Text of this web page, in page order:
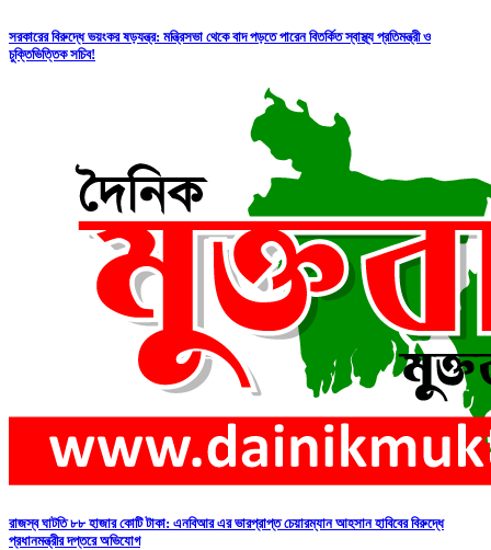
সরকারের বিরুদ্ধে ভয়ংকর ষড়যন্ত্র: মন্ত্রিসভা থেকে বাদ পড়তে পারেন বিতর্কিত স্বাস্থ্য প্রতিমন্ত্রী ও
চুক্তিভিত্তিক সচিব!
রাজস্ব ঘাটতি ৮৮ হাজার কোটি টাকা: এনবিআর এর ভারপ্রাপ্ত চেয়ারম্যান আহসান হাবিবের বিরুদ্ধে
প্রধানমন্ত্রীর দপ্তরে অভিযোগ